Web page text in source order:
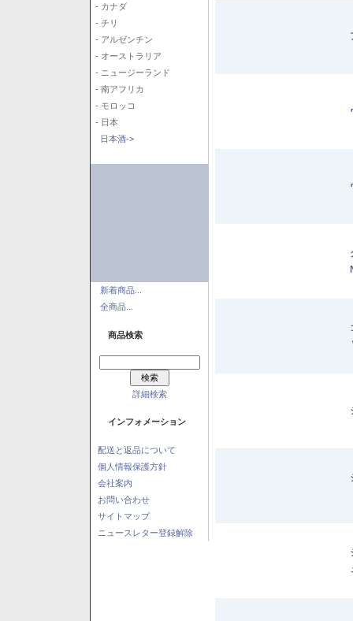
- カナダ
- チリ
- アルゼンチン
- オーストラリア
- ニュージーランド
- 南アフリカ
- モロッコ
- 日本
日本酒->
新着商品...
全商品...
商品検索
詳細検索
インフォメーション
配送と返品について
個人情報保護方針
会社案内
お問い合わせ
サイトマップ
ニュースレター登録解除